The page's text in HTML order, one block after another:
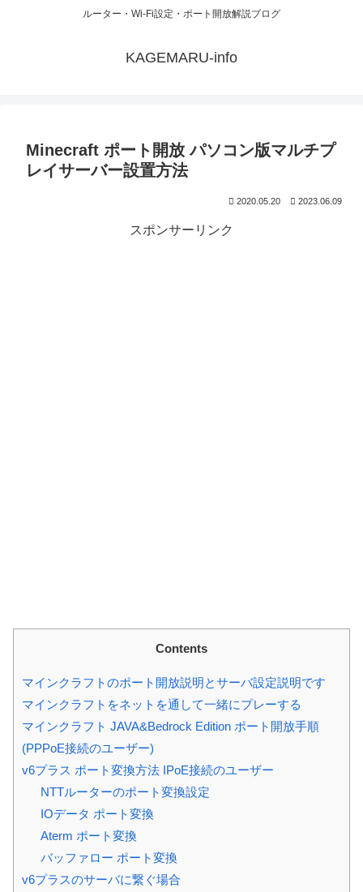
ルーター・Wi-Fi設定・ポート開放解説ブログ
KAGEMARU-info
Minecraft ポート開放 パソコン版マルチプ
レイサーバー設置方法
2020.05.20 2023.06.09
スポンサーリンク
Contents
マインクラフトのポート開放説明とサーバ設定説明です
マインクラフトをネットを通して一緒にプレーする
マインクラフト JAVA&Bedrock Edition ポート開放手順
(PPPoE接続のユーザー)
v6プラス ポート変換方法 IPoE接続のユーザー
NTTルーターのポート変換設定
IOデータ ポート変換
Aterm ポート変換
バッファロー ポート変換
v6プラスのサーバに繋ぐ場合